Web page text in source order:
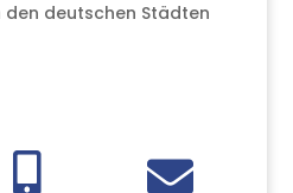
den deutschen Städten
 